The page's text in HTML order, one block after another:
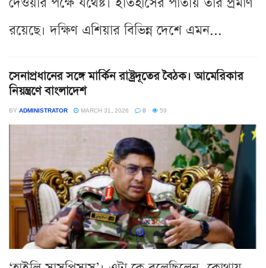
রয়েছে। দক্ষিণ এশিয়ার বিভিন্ন দেশে এমন...
সেনাপ্রধানের সঙ্গে মার্কিন রাষ্ট্রদূতের বৈঠক। আমেরিকার
নিয়ন্ত্রণে বাংলাদেশ
BY ADMINISTRATOR MARCH 31, 2026 0 59